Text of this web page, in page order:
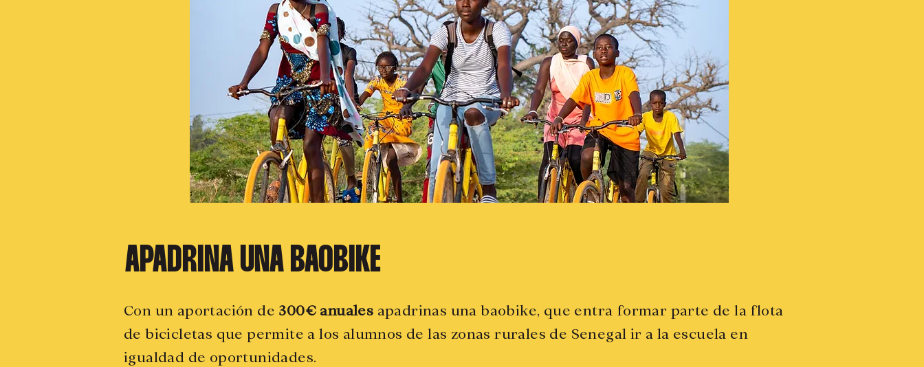
APADRINA UNA BAOBIKE
Con un aportación de 300€ anuales apadrinas una baobike, que entra formar parte de la flota
de bicicletas que permite a los alumnos de las zonas rurales de Senegal ir a la escuela en
igualdad de oportunidades.